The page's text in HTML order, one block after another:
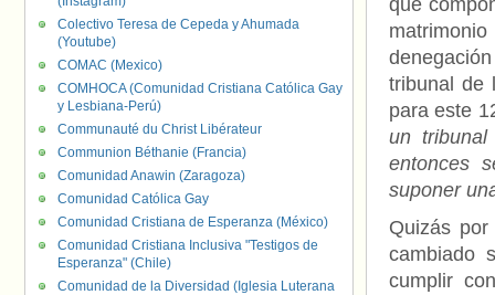
que
tribunal de
para este
un
entonces
suponer
Quizás
cambiado
cumplir
Colectivo Teresa de Cepeda y Ahumada
(Youtube)
COMAC (Mexico)
COMHOCA (Comunidad Cristiana Católica Gay
y Lesbiana-Perú)
Communauté du Christ Libérateur
Communion Béthanie (Francia)
Comunidad Anawin (Zaragoza)
Comunidad Católica Gay
Comunidad Cristiana de Esperanza (México)
Comunidad Cristiana Inclusiva "Testigos de
Esperanza" (Chile)
Comunidad de la Diversidad (Iglesia Luterana